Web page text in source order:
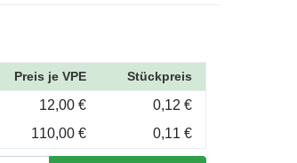
Preis je VPE Stückpreis
12,00 €
0,12 €
110,00 € 0,11 €